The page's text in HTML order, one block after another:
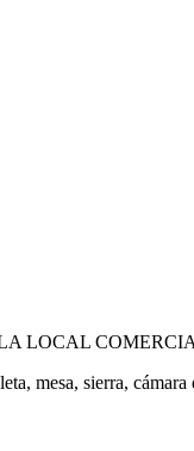
LOCAL
mesa, sierra,